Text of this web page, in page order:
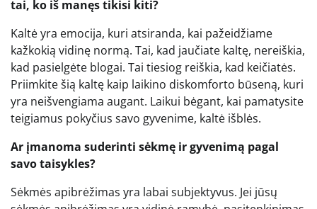
tai, ko iš manęs tikisi kiti?
Kaltė yra emocija, kuri atsiranda, kai pažeidžiame
kažkokią vidinę normą. Tai, kad jaučiate kaltę, nereiškia,
kad pasielgėte blogai. Tai tiesiog reiškia, kad keičiatės.
Priimkite šią kaltę kaip laikino diskomforto būseną, kuri
yra neišvengiama augant. Laikui bėgant, kai pamatysite
teigiamus pokyčius savo gyvenime, kaltė išblės.
Ar įmanoma suderinti sėkmę ir gyvenimą pagal
savo taisykles?
Sėkmės apibrėžimas yra labai subjektyvus. Jei jūsų